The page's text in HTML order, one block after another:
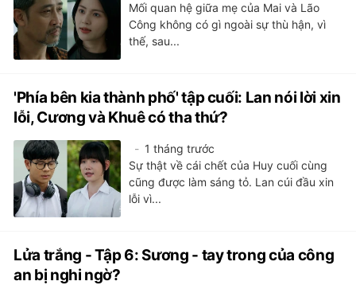
Mối quan hệ giữa mẹ của Mai và Lão
Công không có gì ngoài sự thù hận, vì
thế, sau...
'Phía bên kia thành phố' tập cuối: Lan nói lời xin
lỗi, Cương và Khuê có tha thứ?
1 tháng trước
Sự thật về cái chết của Huy cuối cùng
cũng được làm sáng tỏ. Lan cúi đầu xin
lỗi vì...
Lửa trắng - Tập 6: Sương - tay trong của công
an bị nghi ngờ?